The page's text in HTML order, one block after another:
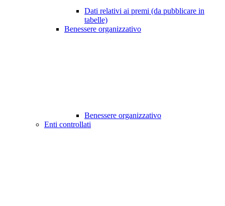
Dati relativi ai premi (da pubblicare in
tabelle)
Benessere organizzativo
Benessere organizzativo
Enti controllati